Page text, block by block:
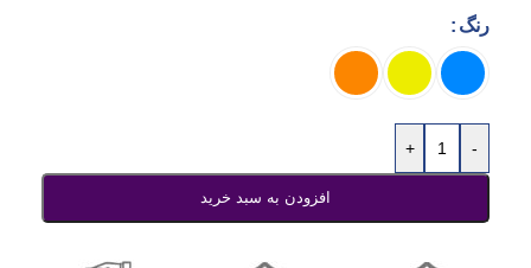
رنگ
-
+
افزودن به سبد خرید